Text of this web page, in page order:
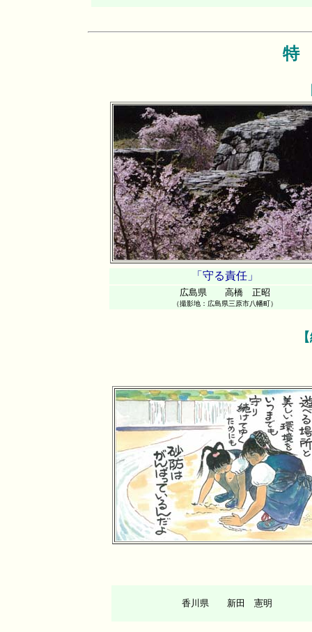
特
「守る責任」
広島県 高橋 正昭
（撮影地：広島県三原市八幡町）
香川県 新田 憲明